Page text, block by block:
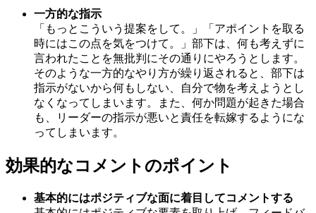
一方的な指示
「もっとこういう提案をして。」「アポイントを取る
時にはこの点を気をつけて。」部下は、何も考えずに
言われたことを無批判にその通りにやろうとします。
そのような一方的なやり方が繰り返されると、部下は
指示がないから何もしない、自分で物を考えようとし
なくなってしまいます。また、何か問題が起きた場合
も、リーダーの指示が悪いと責任を転嫁するようにな
ってしまいます。
効果的なコメントのポイント
基本的にはポジティブな面に着目してコメントする